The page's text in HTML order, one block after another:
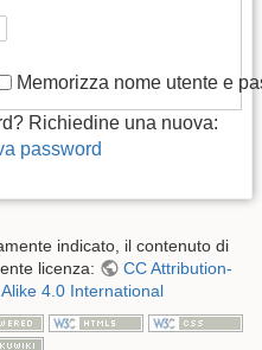
Memorizza nome utente e
Richiedine una nuova:
password
indicato, il contenuto di
licenza:
CC Attribution-
4.0 International